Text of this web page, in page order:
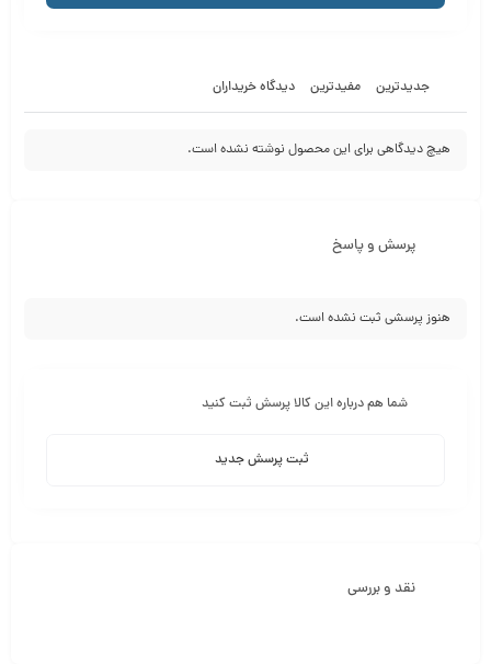
جدیدترین مفیدترین دیدگاه خریداران
هیچ دیدگاهی برای این محصول نوشته نشده است.
پرسش و پاسخ
هنوز پرسشی ثبت نشده است.
شما هم درباره این کالا پرسش ثبت کنید
ثبت پرسش جدید
نقد و بررسی